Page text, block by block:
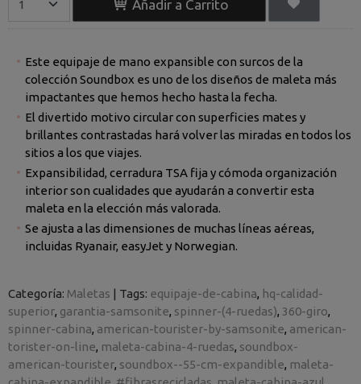
Añadir a Carrito
Este equipaje de mano expansible con surcos de la
colección Soundbox es uno de los diseños de maleta más
impactantes que hemos hecho hasta la fecha.
El divertido motivo circular con superficies mates y
brillantes contrastadas hará volver las miradas en todos los
sitios a los que viajes.
Expansibilidad, cerradura TSA fija y cómoda organización
interior son cualidades que ayudarán a convertir esta
maleta en la elección más valorada.
Se ajusta a las dimensiones de muchas líneas aéreas,
incluidas Ryanair, easyJet y Norwegian.
Categoría: Maletas | Tags: equipaje-de-cabina hq-calidad-
superior garantia-samsonite spinner-(4-ruedas) 360-giro
spinner-cabina american-tourister-by-samsonite american-
torister-on-line maleta-cabina-4-ruedas soundbox-
american-tourister soundbox--55-cm-expandible maleta-